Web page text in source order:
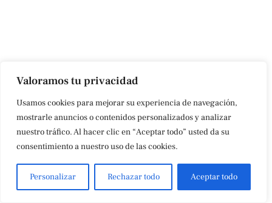
Valoramos tu privacidad
Usamos cookies para mejorar su experiencia de navegación,
mostrarle anuncios o contenidos personalizados y analizar
nuestro tráfico. Al hacer clic en “Aceptar todo” usted da su
consentimiento a nuestro uso de las cookies.
Personalizar Rechazar todo Aceptar todo